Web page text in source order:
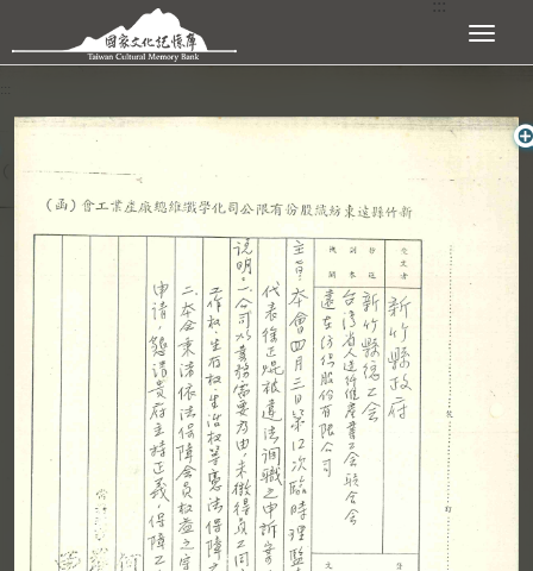
跳到主要內容區塊 展開選單
查